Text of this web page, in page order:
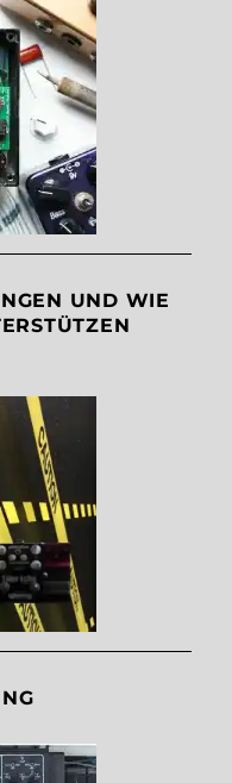
UND WIE